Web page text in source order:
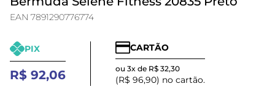
EAN 7891290776774
PIX
R$ 92,06
CARTÃO
ou 3x de R$ 32,30
(R$ 96,90) no cartão.